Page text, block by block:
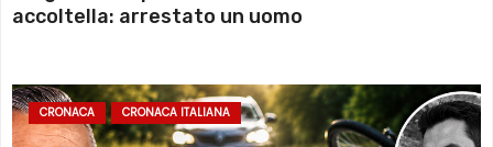
accoltella: arrestato un uomo
CRONACA CRONACA ITALIANA